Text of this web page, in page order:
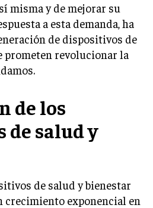
misma y de mejorar su
a esta demanda, ha
de dispositivos de
prometen revolucionar la
de los
de salud y
de salud y bienestar
crecimiento exponencial en